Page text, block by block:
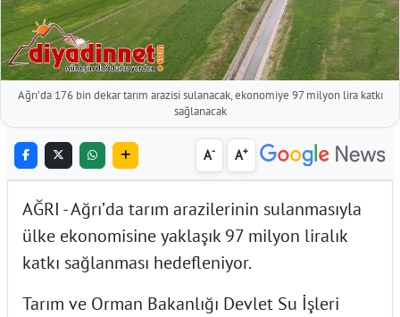
Ağrı’da 176 bin dekar tarım arazisi sulanacak, ekonomiye 97 milyon lira katkı
sağlanacak
A- A+
AĞRI - Ağrı’da tarım arazilerinin sulanmasıyla
ülke ekonomisine yaklaşık 97 milyon liralık
katkı sağlanması hedefleniyor.
Tarım ve Orman Bakanlığı Devlet Su İşleri